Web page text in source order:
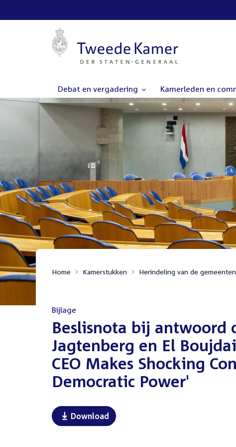
Debat en vergadering Kamerleden en
Home Kamerstukken Herindeling van de
Bijlage
:Beslisnota bij antwoord
Jagtenberg en El
CEO Makes Shocking
Democratic Power'
Download